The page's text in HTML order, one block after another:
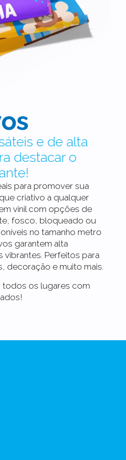
e de alta
destacar o
para promover sua
criativo a qualquer
vinil com opções de
fosco, bloqueado ou
no tamanho metro
garantem alta
vibrantes. Perfeitos para
decoração e muito mais.
todos os lugares com